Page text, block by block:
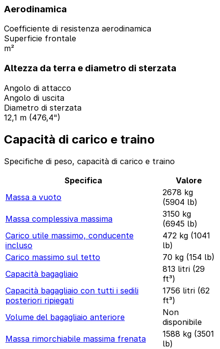
Aerodinamica
Coefficiente di resistenza aerodinamica
Superficie frontale
m²
Altezza da terra e diametro di sterzata
Angolo di attacco
Angolo di uscita
Diametro di sterzata
12,1 m (476,4")
Capacità di carico e traino
Specifiche di peso, capacità di carico e traino
Specifica
Valore
Massa a vuoto
2678 kg
(5904 lb)
Massa complessiva massima
3150 kg
(6945 lb)
Carico utile massimo, conducente
incluso
472 kg (1041
lb)
Carico massimo sul tetto
70 kg (154 lb)
Capacità bagagliaio
813 litri (29
ft³)
Capacità bagagliaio con tutti i sedili
posteriori ripiegati
1756 litri (62
ft³)
Volume del bagagliaio anteriore
Non
disponibile
Massa rimorchiabile massima frenata
1588 kg (3501
lb)